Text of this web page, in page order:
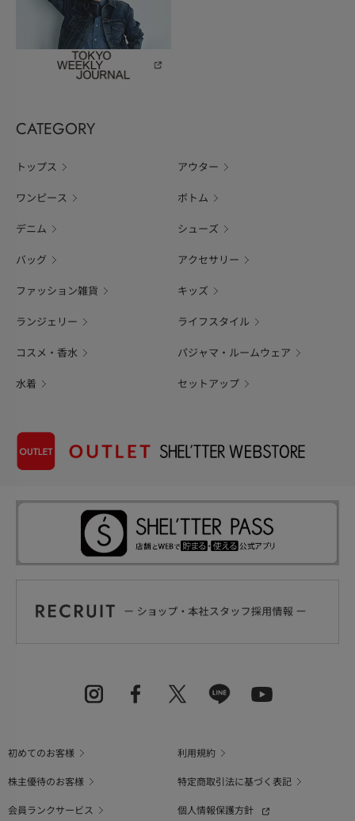
CATEGORY
トップス アウター
ワンピース ボトム
デニム シューズ
バッグ アクセサリー
ファッション雑貨 キッズ
ランジェリー ライフスタイル
コスメ・香水 パジャマ・ルームウェア
水着 セットアップ
初めてのお客様
利用規約
株主優待のお客様
特定商取引法に基づく表記
会員ランクサービス
個人情報保護方針